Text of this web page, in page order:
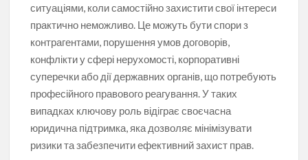
ситуаціями, коли самостійно захистити свої інтереси
практично неможливо. Це можуть бути спори з
контрагентами, порушення умов договорів,
конфлікти у сфері нерухомості, корпоративні
суперечки або дії державних органів, що потребують
професійного правового реагування. У таких
випадках ключову роль відіграє своєчасна
юридична підтримка, яка дозволяє мінімізувати
ризики та забезпечити ефективний захист прав.